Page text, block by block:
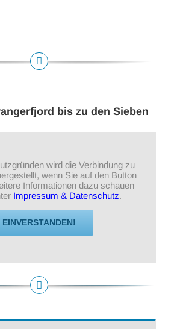
bis zu den Sieben
wird die Verbindung zu
wenn Sie auf den Button
Informationen dazu schauen
Impressum & Datenschutz.
EINVERSTANDEN!